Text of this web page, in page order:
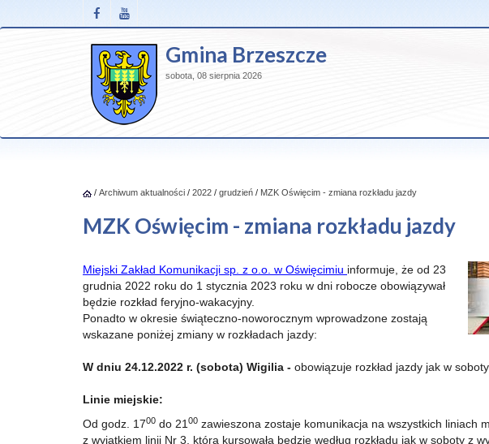
Gmina Brzeszcze
sobota, 08 sierpnia 2026
/ Archiwum aktualności / 2022 / grudzień / MZK Oświęcim - zmiana rozkładu jazdy
MZK Oświęcim - zmiana rozkładu jazdy
Miejski Zakład Komunikacji sp. z o.o. w Oświęcimiu informuje, że od 23
grudnia 2022 roku do 1 stycznia 2023 roku w dni robocze obowiązywał
będzie rozkład feryjno-wakacyjny.
Ponadto w okresie świąteczno-noworocznym wprowadzone zostają
wskazane poniżej zmiany w rozkładach jazdy:
W dniu 24.12.2022 r. (sobota) Wigilia - obowiązuje rozkład jazdy jak w soboty.
Linie miejskie:
Od godz. 1700 do 21 00 zawieszona zostaje komunikacja na wszystkich liniach
z wyjątkiem linii Nr 3, która kursowała będzie według rozkładu jak w soboty z